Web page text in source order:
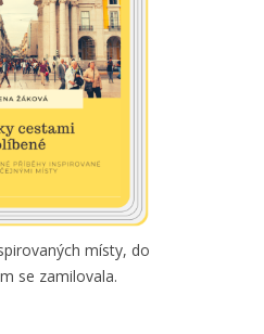
místy, do
se zamilovala.